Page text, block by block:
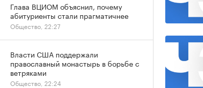
Глава ВЦИОМ объяснил, почему
абитуриенты стали прагматичнее
Общество, 22:27
Власти США поддержали
православный монастырь в борьбе с
ветряками
Общество, 22:24